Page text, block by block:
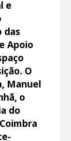
e
das
Apoio
O
Manuel
o
do